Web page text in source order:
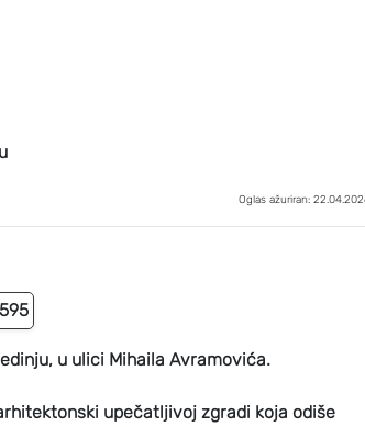
Oglas ažuriran:
u ulici Mihaila Avramovića.
upečatljivoj zgradi koja odiše